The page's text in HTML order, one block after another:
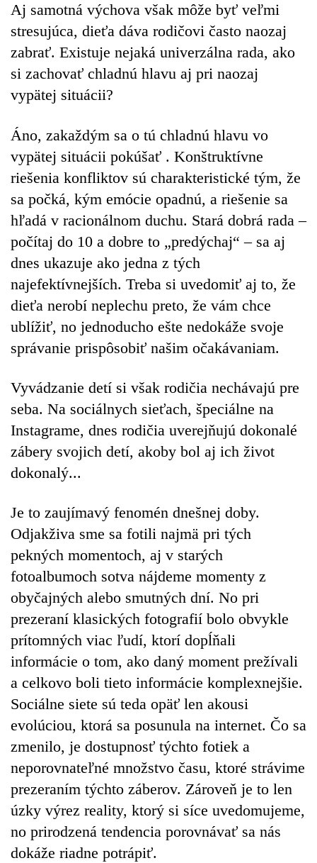
Aj samotná výchova však môže byť veľmi
stresujúca, dieťa dáva rodičovi často naozaj
zabrať. Existuje nejaká univerzálna rada, ako
si zachovať chladnú hlavu aj pri naozaj
vypätej situácii?
Áno, zakaždým sa o tú chladnú hlavu vo
vypätej situácii pokúšať . Konštruktívne
riešenia konfliktov sú charakteristické tým, že
sa počká, kým emócie opadnú, a riešenie sa
hľadá v racionálnom duchu. Stará dobrá rada –
počítaj do 10 a dobre to „predýchaj“ – sa aj
dnes ukazuje ako jedna z tých
najefektívnejších. Treba si uvedomiť aj to, že
dieťa nerobí neplechu preto, že vám chce
ublížiť, no jednoducho ešte nedokáže svoje
správanie prispôsobiť našim očakávaniam.
Vyvádzanie detí si však rodičia nechávajú pre
seba. Na sociálnych sieťach, špeciálne na
Instagrame, dnes rodičia uverejňujú dokonalé
zábery svojich detí, akoby bol aj ich život
dokonalý...
Je to zaujímavý fenomén dnešnej doby.
Odjakživa sme sa fotili najmä pri tých
pekných momentoch, aj v starých
fotoalbumoch sotva nájdeme momenty z
obyčajných alebo smutných dní. No pri
prezeraní klasických fotografií bolo obvykle
prítomných viac ľudí, ktorí dopĺňali
informácie o tom, ako daný moment prežívali
a celkovo boli tieto informácie komplexnejšie.
Sociálne siete sú teda opäť len akousi
evolúciou, ktorá sa posunula na internet. Čo sa
zmenilo, je dostupnosť týchto fotiek a
neporovnateľné množstvo času, ktoré strávime
prezeraním týchto záberov. Zároveň je to len
úzky výrez reality, ktorý si síce uvedomujeme,
no prirodzená tendencia porovnávať sa nás
dokáže riadne potrápiť.